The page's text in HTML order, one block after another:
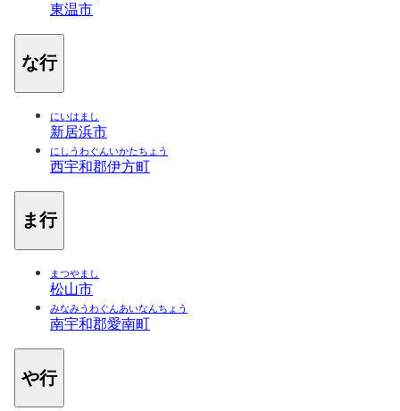
東温市
な行
にいはまし
新居浜市
にしうわぐんいかたちょう
西宇和郡伊方町
ま行
まつやまし
松山市
みなみうわぐんあいなんちょう
南宇和郡愛南町
や行